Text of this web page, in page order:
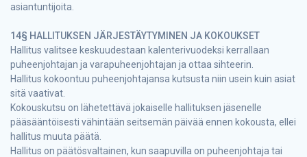
asiantuntijoita.
14§ HALLITUKSEN JÄRJESTÄYTYMINEN JA KOKOUKSET
Hallitus valitsee keskuudestaan kalenterivuodeksi kerrallaan
puheenjohtajan ja varapuheenjohtajan ja ottaa sihteerin.
Hallitus kokoontuu puheenjohtajansa kutsusta niin usein kuin asiat
sitä vaativat.
Kokouskutsu on lähetettävä jokaiselle hallituksen jäsenelle
pääsääntöisesti vähintään seitsemän päivää ennen kokousta, ellei
hallitus muuta päätä.
Hallitus on päätösvaltainen, kun saapuvilla on puheenjohtaja tai